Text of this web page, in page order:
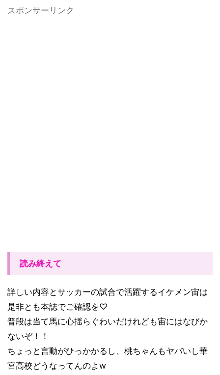
スポンサーリンク
読み終えて
詳しい内容とサッカーの試合で活躍するイケメン宙は
是非とも本誌でご確認を♡
普段は当て馬に心揺らぐわいだけれども宙にはなびか
ないぞ！！
ちょっと言動がひっかかるし、桃ちゃんもヤバいし華
宮高校どうなってんのよw